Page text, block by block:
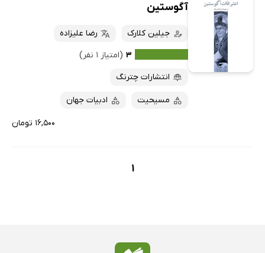
پرفروش‌ها
پربحث‌ها
ارزان ترین‌ها
کتاب‌های صوتی
کتاب‌های متنی
آگوستین
جیلین کلارک
رضا علیزاده
۳ (امتیاز ۱ نفر)
انتشارات چترنگ
مسیحیت ادبیات جهان
۱۶,۵۰۰ تومان
1